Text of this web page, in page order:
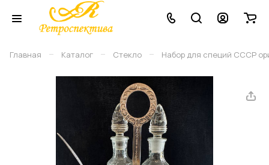
Главная – Каталог – Стекло – Набор для специй СССР